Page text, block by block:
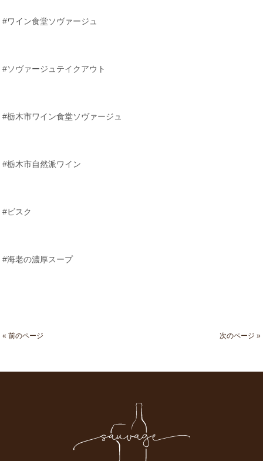
#ワイン食堂ソヴァージュ
#ソヴァージュテイクアウト
#栃木市ワイン食堂ソヴァージュ
#栃木市自然派ワイン
#ビスク
#海老の濃厚スープ
« 前のページ 次のページ »